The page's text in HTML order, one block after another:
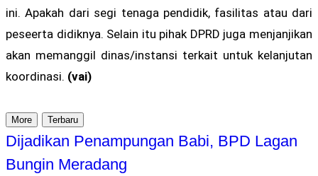
ini. Apakah dari segi tenaga pendidik, fasilitas atau dari
peseerta didiknya. Selain itu pihak DPRD juga menjanjikan
akan memanggil dinas/instansi terkait untuk kelanjutan
koordinasi. (vai)
More Terbaru
Dijadikan Penampungan Babi, BPD Lagan
Bungin Meradang